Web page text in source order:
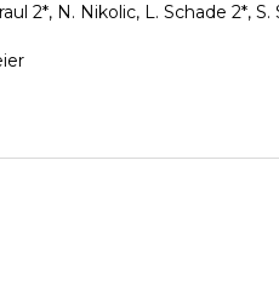
2*, N. Nikolic, L. Schade 2*, S.